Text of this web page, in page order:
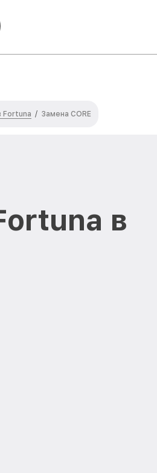
Fortuna / Замена CORE
в